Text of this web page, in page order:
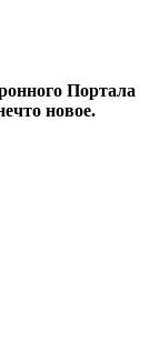
Портала
новое.